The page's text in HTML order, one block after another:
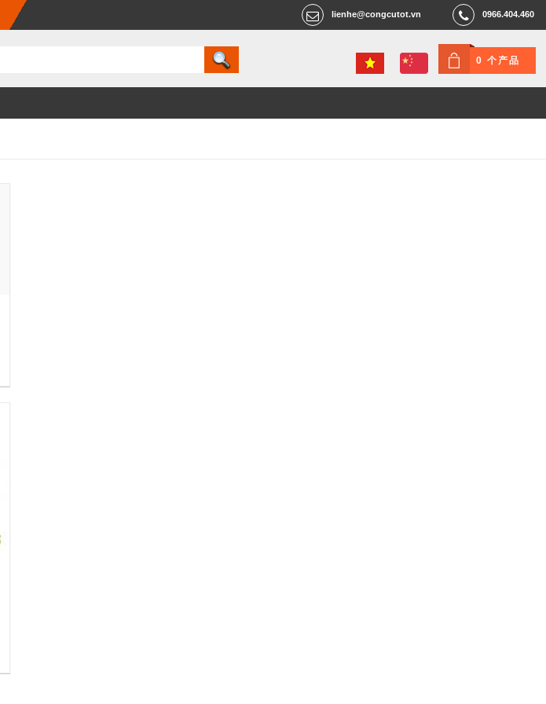
0966.404.460
lienhe@congcutot.vn
0 个产品